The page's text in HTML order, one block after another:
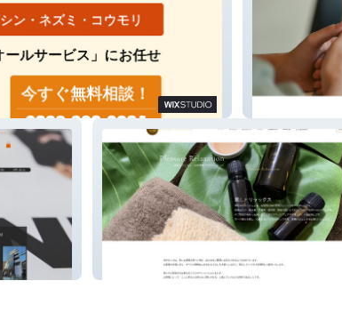
Pleasure Relaxation